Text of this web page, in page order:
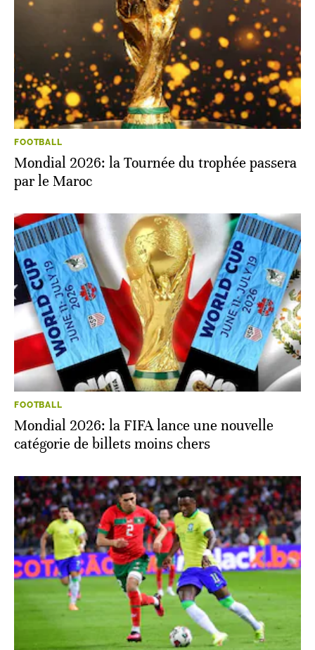
FOOTBALL
Mondial 2026: la Tournée du trophée passera
par le Maroc
FOOTBALL
Mondial 2026: la FIFA lance une nouvelle
catégorie de billets moins chers